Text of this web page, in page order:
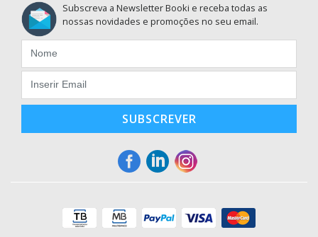
Subscreva a Newsletter Booki e receba todas as
nossas novidades e promoções no seu email.
SUBSCREVER